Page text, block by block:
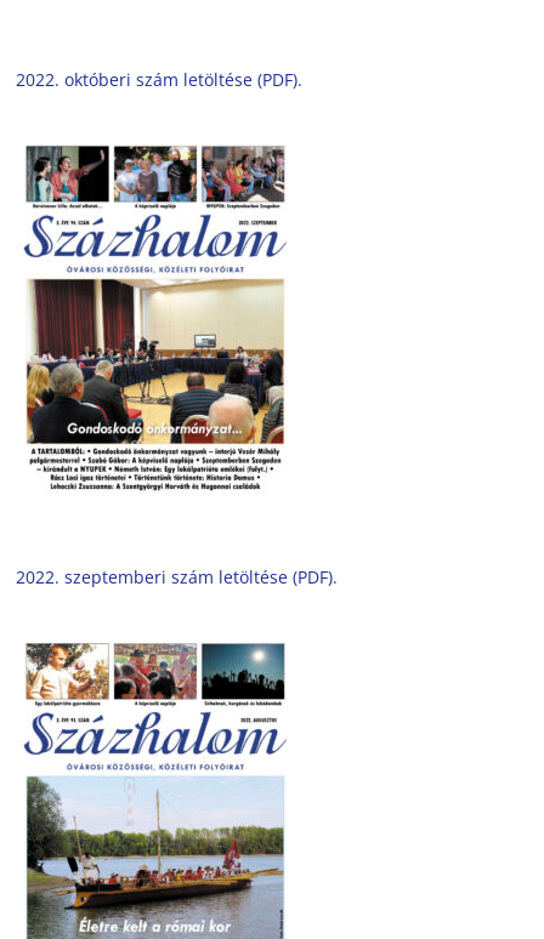
2022. októberi szám letöltése (PDF).
2022. szeptemberi szám letöltése (PDF).